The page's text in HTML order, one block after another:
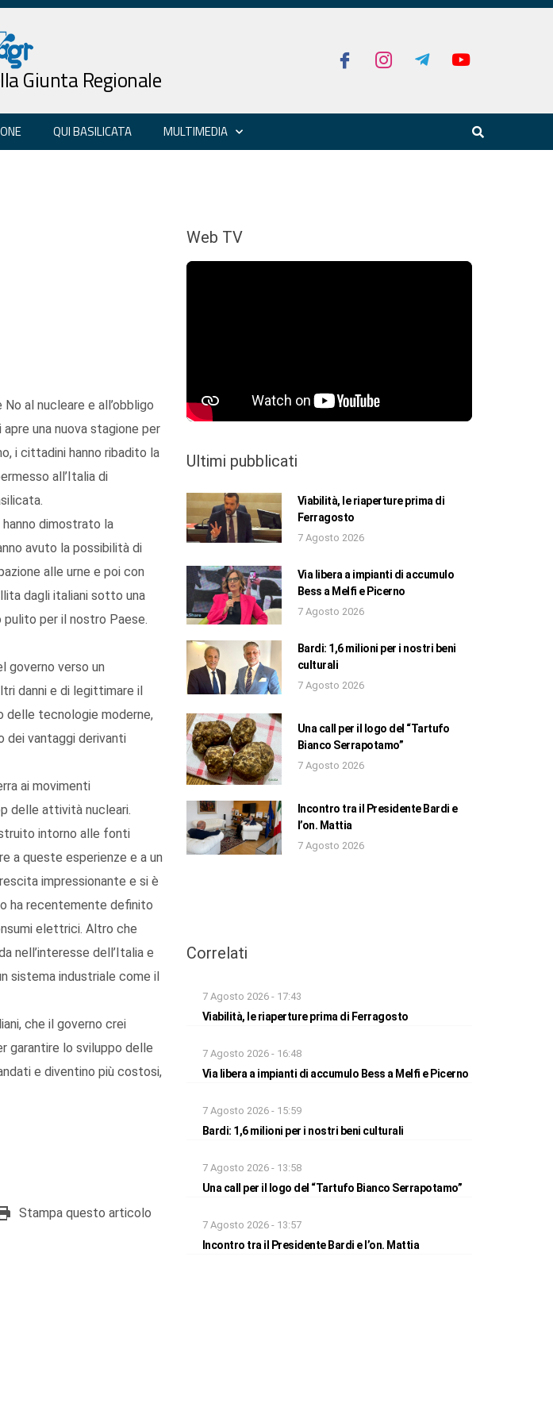
Giunta Regionale
QUI BASILICATA MULTIMEDIA
al nucleare e all’obbligo
una nuova stagione per
i cittadini hanno ribadito la
all’Italia di
dimostrato la
avuto la possibilità di
alle urne e poi con
dagli italiani sotto una
pulito per il nostro Paese.
governo verso un
danni e di legittimare il
delle tecnologie moderne,
dei vantaggi derivanti
ai movimenti
delle attività nucleari.
intorno alle fonti
a queste esperienze e a un
impressionante e si è
ha recentemente definito
elettrici. Altro che
nell’interesse dell’Italia e
sistema industriale come il
che il governo crei
garantire lo sviluppo delle
e diventino più costosi,
Stampa questo articolo
Web TV
Ultimi pubblicati
Viabilità, le riaperture prima di
Ferragosto
7 Agosto 2026
Via libera a impianti di accumulo
Bess a Melfi e Picerno
7 Agosto 2026
Bardi: 1,6 milioni per i nostri beni
culturali
7 Agosto 2026
Una call per il logo del “Tartufo
Bianco Serrapotamo”
7 Agosto 2026
Incontro tra il Presidente Bardi e
l’on. Mattia
7 Agosto 2026
Correlati
7 Agosto 2026 - 17:43
Viabilità, le riaperture prima di Ferragosto
7 Agosto 2026 - 16:48
Via libera a impianti di accumulo Bess a Melfi e Picerno
7 Agosto 2026 - 15:59
Bardi: 1,6 milioni per i nostri beni culturali
7 Agosto 2026 - 13:58
Una call per il logo del “Tartufo Bianco Serrapotamo”
7 Agosto 2026 - 13:57
Incontro tra il Presidente Bardi e l’on. Mattia